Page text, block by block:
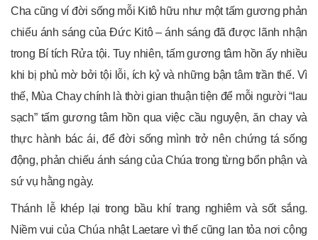
Cha cũng ví đời sống mỗi Kitô hữu như một tấm gương phản
chiếu ánh sáng của Đức Kitô – ánh sáng đã được lãnh nhận
trong Bí tích Rửa tội. Tuy nhiên, tấm gương tâm hồn ấy nhiều
khi bị phủ mờ bởi tội lỗi, ích kỷ và những bận tâm trần thế. Vì
thế, Mùa Chay chính là thời gian thuận tiện để mỗi người “lau
sạch” tấm gương tâm hồn qua việc cầu nguyện, ăn chay và
thực hành bác ái, để đời sống mình trở nên chứng tá sống
động, phản chiếu ánh sáng của Chúa trong từng bổn phận và
sứ vụ hằng ngày.
Thánh lễ khép lại trong bầu khí trang nghiêm và sốt sắng.
Niềm vui của Chúa nhật Laetare vì thế cũng lan tỏa nơi cộng